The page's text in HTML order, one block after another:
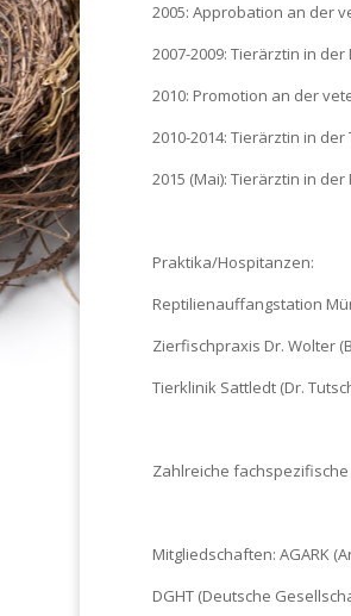
2005: Approbation an der
2007-2009: Tierärztin in
2010: Promotion an der
2010-2014: Tierärztin in
2015 (Mai): Tierärztin in
Praktika/Hospitanzen:
Reptilienauffangstation
Zierfischpraxis Dr. Wolter
Tierklinik Sattledt (Dr.
Zahlreiche
Mitgliedschaften: AGARK
DGHT (Deutsche